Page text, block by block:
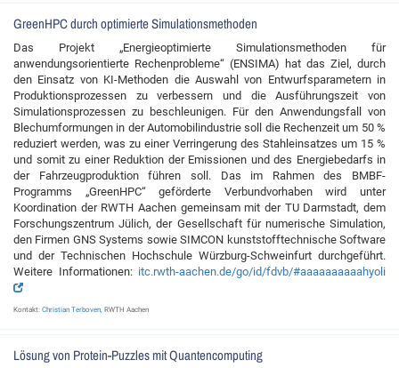
GreenHPC durch optimierte Simulationsmethoden
Das Projekt „Energieoptimierte Simulationsmethoden für
anwendungsorientierte Rechenprobleme“ (ENSIMA) hat das Ziel, durch
den Einsatz von KI-Methoden die Auswahl von Entwurfsparametern in
Produktionsprozessen zu verbessern und die Ausführungszeit von
Simulationsprozessen zu beschleunigen. Für den Anwendungsfall von
Blechumformungen in der Automobilindustrie soll die Rechenzeit um 50 %
reduziert werden, was zu einer Verringerung des Stahleinsatzes um 15 %
und somit zu einer Reduktion der Emissionen und des Energiebedarfs in
der Fahrzeugproduktion führen soll. Das im Rahmen des BMBF-
Programms „GreenHPC“ geförderte Verbundvorhaben wird unter
Koordination der RWTH Aachen gemeinsam mit der TU Darmstadt, dem
Forschungszentrum Jülich, der Gesellschaft für numerische Simulation,
den Firmen GNS Systems sowie SIMCON kunststofftechnische Software
und der Technischen Hochschule Würzburg-Schweinfurt durchgeführt.
Weitere Informationen: itc.rwth-aachen.de/go/id/fdvb/#aaaaaaaaaahyoli
Kontakt: Christian Terboven , RWTH Aachen
Lösung von Protein-Puzzles mit Quantencomputing